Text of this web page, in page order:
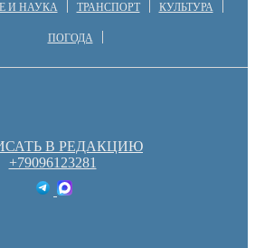
И НАУКА ТРАНСПОРТ КУЛЬТУРА
ПОГОДА
В РЕДАКЦИЮ
+79096123281